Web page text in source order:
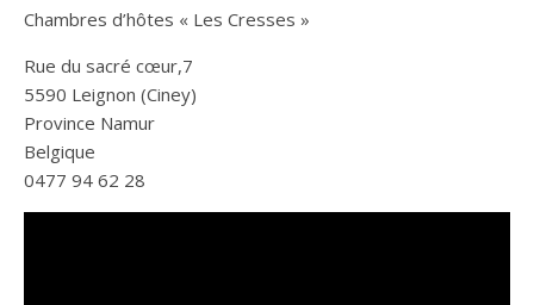
Chambres d’hôtes « Les Cresses »
Rue du sacré cœur,7
5590 Leignon (Ciney)
Province Namur
Belgique
0477 94 62 28